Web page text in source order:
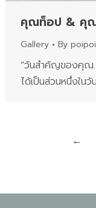
คุณท็อป & คุ
Gallery By poipoi
“วันสำคัญของคุณ
ได้เป็นส่วนหนึ่งใน
←